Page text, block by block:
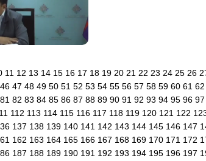
11 12 13 14 15 16 17 18 19 20 21 22 23 24 25 26
46 47 48 49 50 51 52 53 54 55 56 57 58 59 60 61 62
81 82 83 84 85 86 87 88 89 90 91 92 93 94 95 96 97
112 113 114 115 116 117 118 119 120 121 122
137 138 139 140 141 142 143 144 145 146 147
162 163 164 165 166 167 168 169 170 171 172
187 188 189 190 191 192 193 194 195 196 197